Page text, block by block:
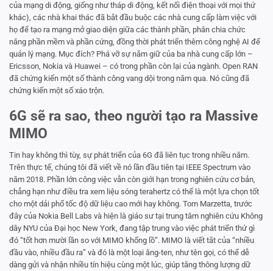
của mạng di động, giống như tháp di động, kết nối điện thoại với mọi thứ
khác), các nhà khai thác đã bắt đầu buộc các nhà cung cấp làm việc với
họ để tạo ra mạng mở giao diện giữa các thành phần, phân chia chức
năng phần mềm và phần cứng, đồng thời phát triển thêm công nghệ AI để
quản lý mạng. Mục đích? Phá vỡ sự nắm giữ của ba nhà cung cấp lớn –
Ericsson, Nokia và Huawei – có trong phần còn lại của ngành. Open RAN
đã chứng kiến ​​một số thành công vang dội trong năm qua. Nó cũng đã
chứng kiến ​​một số xáo trộn.
6G sẽ ra sao, theo người tạo ra Massive
MIMO
Tin hay không thì tùy, sự phát triển của 6G đã liên tục trong nhiều năm.
Trên thực tế, chúng tôi đã viết về nó lần đầu tiên tại IEEE Spectrum vào
năm 2018. Phần lớn công việc vẫn còn giới hạn trong nghiên cứu cơ bản,
chẳng hạn như điều tra xem liệu sóng terahertz có thể là một lựa chọn tốt
cho một dải phổ tốc độ dữ liệu cao mới hay không. Tom Marzetta, trước
đây của Nokia Bell Labs và hiện là giáo sư tại trung tâm nghiên cứu Không
dây NYU của Đại học New York, đang tập trung vào việc phát triển thứ gì
đó “tốt hơn mười lần so với MIMO khổng lồ”. MIMO là viết tắt của “nhiều
đầu vào, nhiều đầu ra” và đó là một loại ăng-ten, như tên gọi, có thể dễ
dàng gửi và nhận nhiều tín hiệu cùng một lúc, giúp tăng thông lượng dữ